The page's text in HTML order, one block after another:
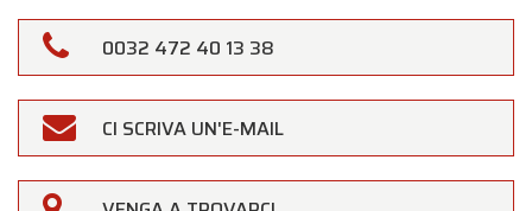
0032 472 40 13 38
CI SCRIVA UN'E-MAIL
Oldtimerfarm
Gentili Clienti,
Oldtimerfarm saràchiusa sabato 15 agostoin
occasione della festività di